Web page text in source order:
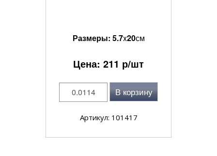
Размеры: 5.7x20см
Цена: 211 р/шт
В корзину
Артикул: 101417